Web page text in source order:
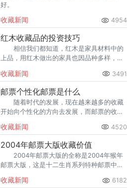
好。
收藏新闻 4954
红木收藏品的投资技巧
相信我们都知道，红木是家具材料中的
上品，用红木做出的家具也因品种多样，材
收藏新闻 3491
邮票个性化邮票是什么
随着时代的发展，现在越来越多的收藏
开始向个性化的方向去发展，而邮票的收藏
收藏新闻 4520
2004年邮票大版收藏价值
2004年邮票大版的全称是2004年猴年
邮票大版，这是十二生肖系列特种邮票中的
行这套邮票也是非常具有纪念意义。
收藏新闻 6182